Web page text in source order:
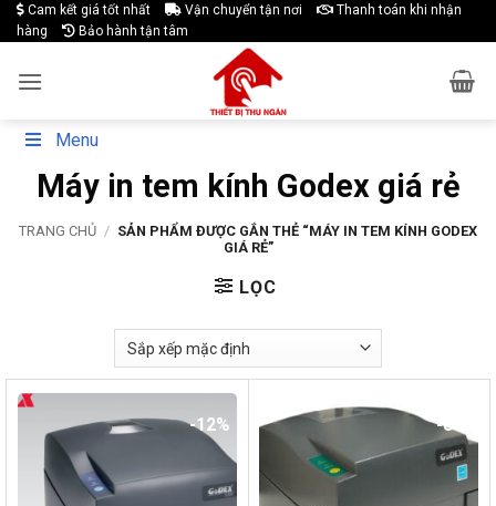
Skip
to
Cam kết giá tốt nhất Vận chuyển tận nơi
Thanh toán khi nhận
hàng
Bảo hành tận tâm
Menu
Máy in tem kính Godex giá rẻ
TRANG CHỦ / SẢN PHẨM ĐƯỢC GẮN THẺ “MÁY IN TEM KÍNH GODEX
GIÁ RẺ”
LỌC
-12% -8%